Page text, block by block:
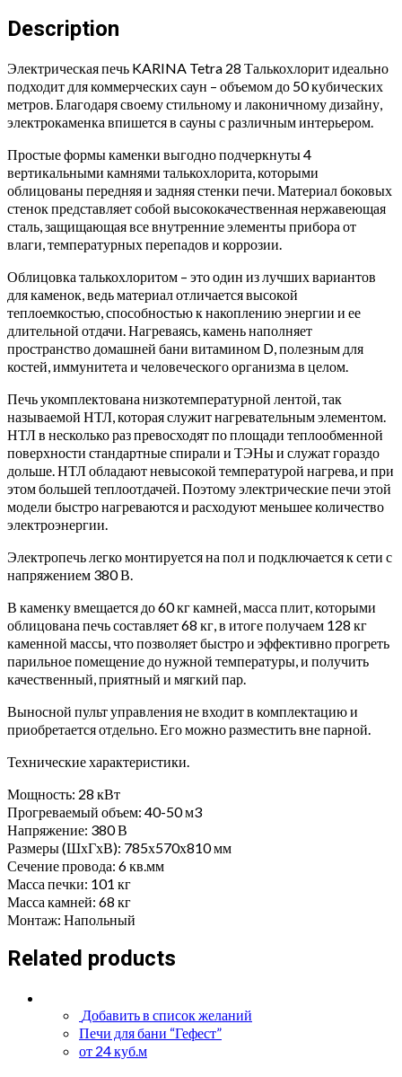
Description
Электрическая печь KARINA Tetra 28 Талькохлорит идеально
подходит для коммерческих саун – объемом до 50 кубических
метров. Благодаря своему стильному и лаконичному дизайну,
электрокаменка впишется в сауны с различным интерьером.
Простые формы каменки выгодно подчеркнуты 4
вертикальными камнями талькохлорита, которыми
облицованы передняя и задняя стенки печи. Материал боковых
стенок представляет собой высококачественная нержавеющая
сталь, защищающая все внутренние элементы прибора от
влаги, температурных перепадов и коррозии.
Облицовка талькохлоритом – это один из лучших вариантов
для каменок, ведь материал отличается высокой
теплоемкостью, способностью к накоплению энергии и ее
длительной отдачи. Нагреваясь, камень наполняет
пространство домашней бани витамином D, полезным для
костей, иммунитета и человеческого организма в целом.
Печь укомплектована низкотемпературной лентой, так
называемой НТЛ, которая служит нагревательным элементом.
НТЛ в несколько раз превосходят по площади теплообменной
поверхности стандартные спирали и ТЭНы и служат гораздо
дольше. НТЛ обладают невысокой температурой нагрева, и при
этом большей теплоотдачей. Поэтому электрические печи этой
модели быстро нагреваются и расходуют меньшее количество
электроэнергии.
Электропечь легко монтируется на пол и подключается к сети с
напряжением 380 В.
В каменку вмещается до 60 кг камней, масса плит, которыми
облицована печь составляет 68 кг, в итоге получаем 128 кг
каменной массы, что позволяет быстро и эффективно прогреть
парильное помещение до нужной температуры, и получить
качественный, приятный и мягкий пар.
Выносной пульт управления не входит в комплектацию и
приобретается отдельно. Его можно разместить вне парной.
Технические характеристики.
Мощность: 28 кВт
Прогреваемый объем: 40-50 м3
Напряжение: 380 В
Размеры (ШхГхВ): 785х570х810 мм
Сечение провода: 6 кв.мм
Масса печки: 101 кг
Масса камней: 68 кг
Монтаж: Напольный
Related products
Добавить в список желаний
Печи для бани “Гефест”
от 24 куб.м